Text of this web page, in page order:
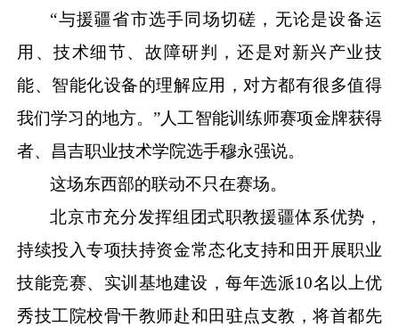
“与援疆省市选手同场切磋，无论是设备运
用、技术细节、故障研判，还是对新兴产业技
能、智能化设备的理解应用，对方都有很多值得
我们学习的地方。”人工智能训练师赛项金牌获得
者、昌吉职业技术学院选手穆永强说。
这场东西部的联动不只在赛场。
北京市充分发挥组团式职教援疆体系优势，
持续投入专项扶持资金常态化支持和田开展职业
技能竞赛、实训基地建设，每年选派10名以上优
秀技工院校骨干教师赴和田驻点支教，将首都先